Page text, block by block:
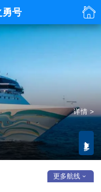
勇号 
详情 >

更多航线